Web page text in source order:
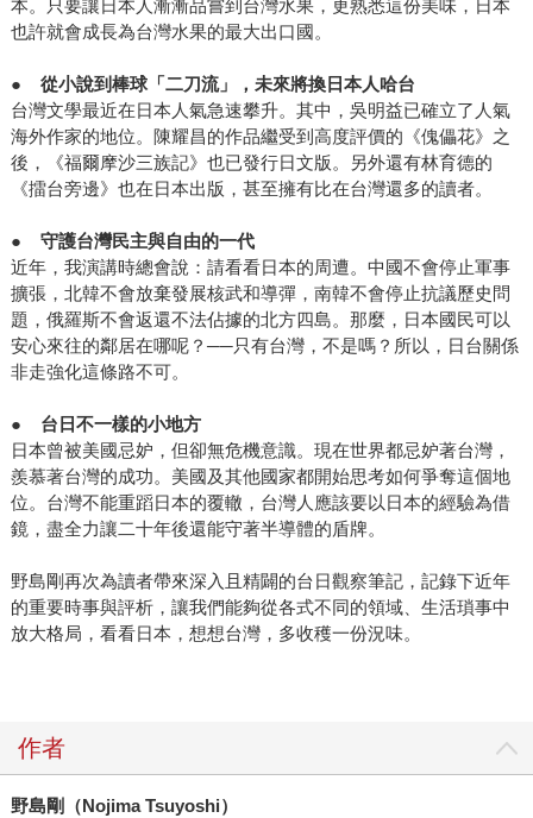
本。只要讓日本人漸漸品嘗到台灣水果，更熟悉這份美味，日本
也許就會成長為台灣水果的最大出口國。
● 從小說到棒球「二刀流」，未來將換日本人哈台
台灣文學最近在日本人氣急速攀升。其中，吳明益已確立了人氣
海外作家的地位。陳耀昌的作品繼受到高度評價的《傀儡花》之
後，《福爾摩沙三族記》也已發行日文版。另外還有林育德的
《擂台旁邊》也在日本出版，甚至擁有比在台灣還多的讀者。
● 守護台灣民主與自由的一代
近年，我演講時總會說：請看看日本的周遭。中國不會停止軍事
擴張，北韓不會放棄發展核武和導彈，南韓不會停止抗議歷史問
題，俄羅斯不會返還不法佔據的北方四島。那麼，日本國民可以
安心來往的鄰居在哪呢？──只有台灣，不是嗎？所以，日台關係
非走強化這條路不可。
● 台日不一樣的小地方
日本曾被美國忌妒，但卻無危機意識。現在世界都忌妒著台灣，
羨慕著台灣的成功。美國及其他國家都開始思考如何爭奪這個地
位。台灣不能重蹈日本的覆轍，台灣人應該要以日本的經驗為借
鏡，盡全力讓二十年後還能守著半導體的盾牌。
野島剛再次為讀者帶來深入且精闢的台日觀察筆記，記錄下近年
的重要時事與評析，讓我們能夠從各式不同的領域、生活瑣事中
放大格局，看看日本，想想台灣，多收穫一份況味。
作者
野島剛（Nojima Tsuyoshi）